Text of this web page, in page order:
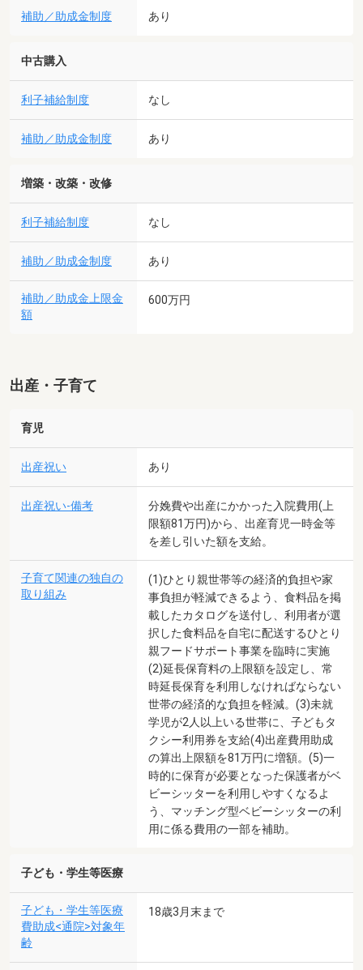
補助／助成金制度 あり
中古購入
利子補給制度 なし
補助／助成金制度 あり
増築・改築・改修
利子補給制度 なし
補助／助成金制度 あり
補助／助成金上限金
額
600万円
出産・子育て
育児
出産祝い あり
出産祝い-備考
分娩費や出産にかかった入院費用(上
限額81万円)から、出産育児一時金等
を差し引いた額を支給。
子育て関連の独自の
取り組み
(1)ひとり親世帯等の経済的負担や家
事負担が軽減できるよう、食料品を掲
載したカタログを送付し、利用者が選
択した食料品を自宅に配送するひとり
親フードサポート事業を臨時に実施
(2)延長保育料の上限額を設定し、常
時延長保育を利用しなければならない
世帯の経済的な負担を軽減。(3)未就
学児が2人以上いる世帯に、子どもタ
クシー利用券を支給(4)出産費用助成
の算出上限額を81万円に増額。(5)一
時的に保育が必要となった保護者がベ
ビーシッターを利用しやすくなるよ
う、マッチング型ベビーシッターの利
用に係る費用の一部を補助。
子ども・学生等医療
子ども・学生等医療
費助成<通院>対象年
齢
18歳3月末まで